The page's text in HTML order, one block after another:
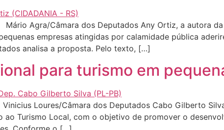
Agra/Câmara dos Deputados Any Ortiz, a autora
empresas atingidas por calamidade pública
analisa a proposta. Pelo texto, […]
para turismo em
Loures/Câmara dos Deputados Cabo Gilberto
Turismo Local, com o objetivo de promover o